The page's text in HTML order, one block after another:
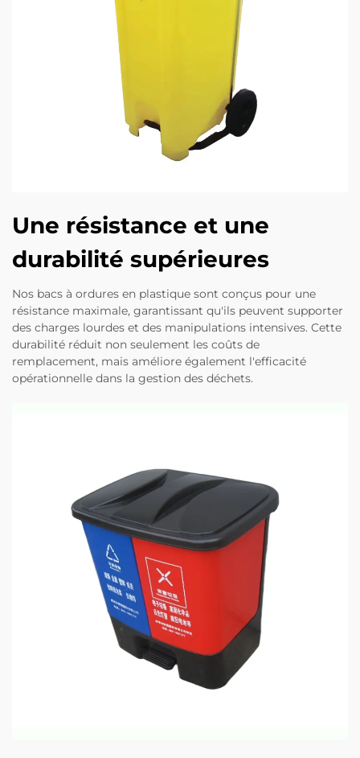
Une résistance et une
durabilité supérieures
Nos bacs à ordures en plastique sont conçus pour une
résistance maximale, garantissant qu'ils peuvent supporter
des charges lourdes et des manipulations intensives. Cette
durabilité réduit non seulement les coûts de
remplacement, mais améliore également l'efficacité
opérationnelle dans la gestion des déchets.